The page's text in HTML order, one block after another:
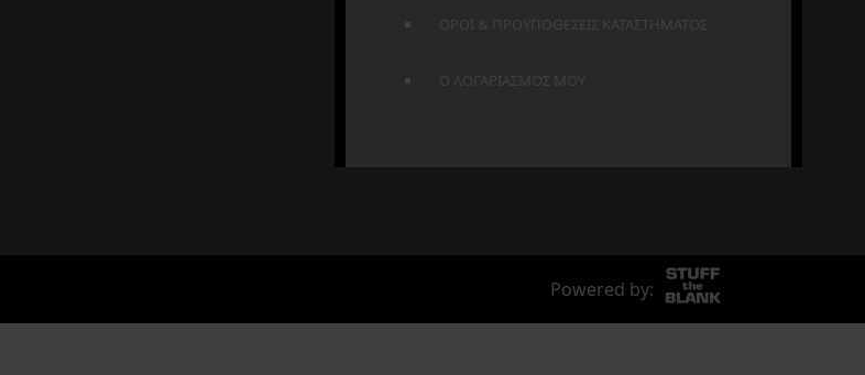
ΟΡΟΙ & ΠΡΟΫΠΟΘΕΣΕΙΣ ΚΑΤΑΣΤΗΜΑΤΟΣ
Ο ΛΟΓΑΡΙΑΣΜΟΣ ΜΟΥ
Powered by: